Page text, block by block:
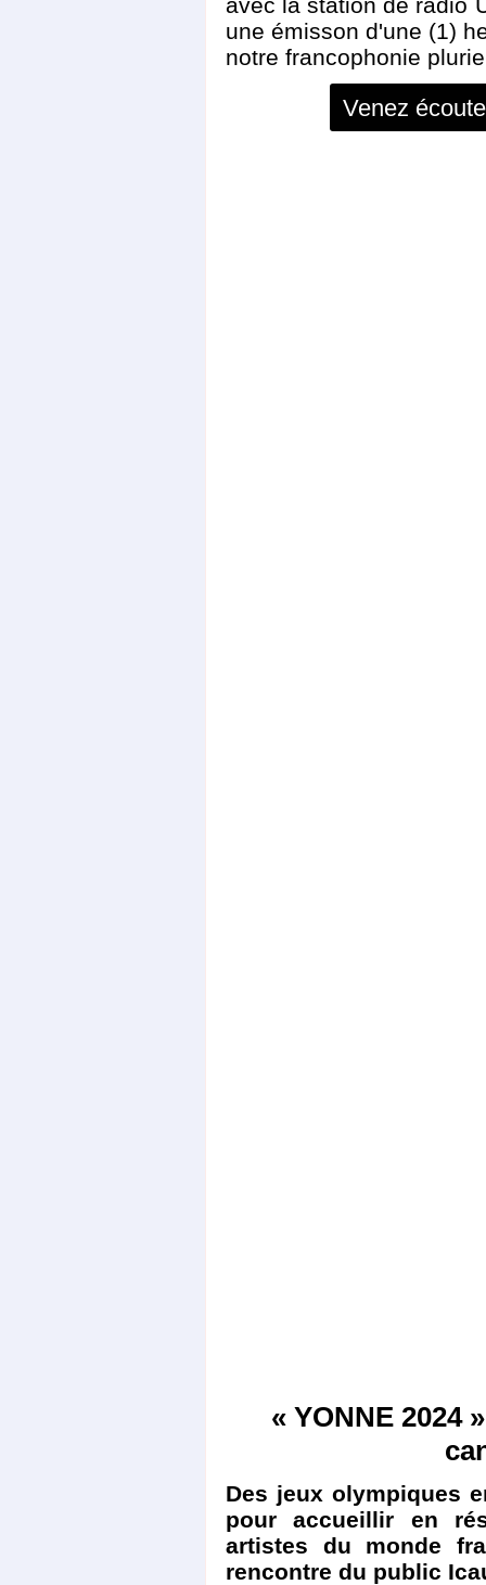
une émisson d'une (1)
notre francophonie
Venez
« YONNE 2024
Des jeux olympiques
pour accueillir en
artistes du monde
rencontre du public